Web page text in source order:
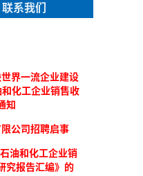
联系我们
界一流企业建设
化工企业销售收
知
限公司招聘启事
油和化工企业销
究报告汇编》的